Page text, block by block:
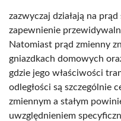
zazwyczaj działają na
zapewnienie
Natomiast prąd zmienny
gniazdkach domowych
gdzie jego właściwości
odległości są szczególnie
zmiennym a stałym
uwzględnieniem